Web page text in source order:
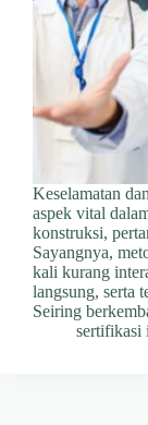
Keselamatan
aspek vital
konstruksi,
Sayangnya,
kali kurang
langsung, serta
Seiring
sertifikasi